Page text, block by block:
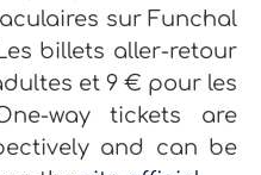
sur Funchal
billets aller-retour
et 9 € pour les
way tickets are
and can be